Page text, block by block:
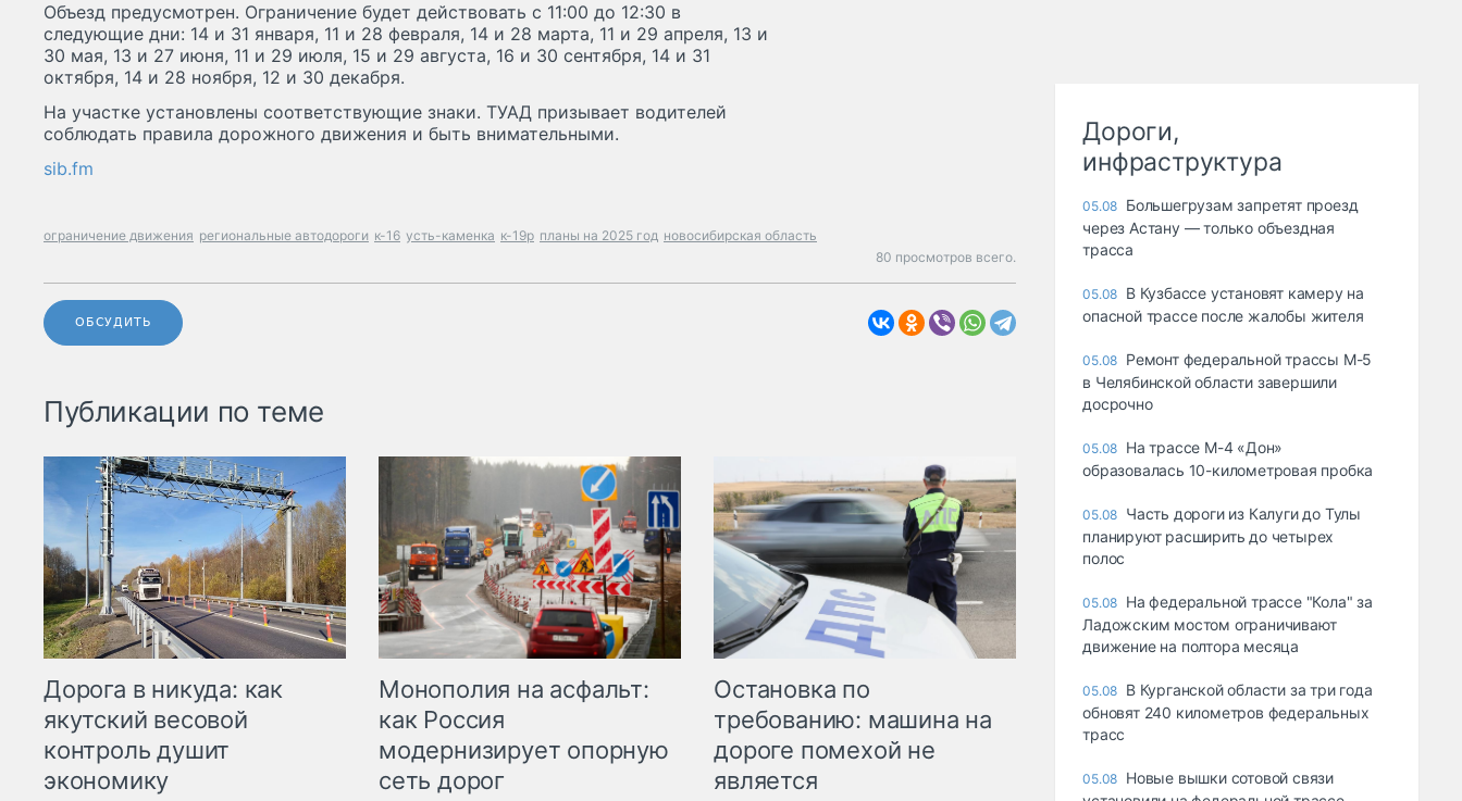
Объезд предусмотрен. Ограничение будет действовать с 11:00 до 12:30 в
следующие дни: 14 и 31 января, 11 и 28 февраля, 14 и 28 марта, 11 и 29 апреля, 13 и
30 мая, 13 и 27 июня, 11 и 29 июля, 15 и 29 августа, 16 и 30 сентября, 14 и 31
октября, 14 и 28 ноября, 12 и 30 декабря.
На участке установлены соответствующие знаки. ТУАД призывает водителей
соблюдать правила дорожного движения и быть внимательными.
sib.fm
ограничение движения региональные автодороги к-16 усть-каменка к-19р планы на 2025 год новосибирская область
80 просмотров всего.
ОБСУДИТЬ
Публикации по теме
Дорога в никуда: как
якутский весовой
контроль душит
экономику
Монополия на асфальт:
как Россия
модернизирует опорную
сеть дорог
Остановка по
требованию: машина на
дороге помехой не
является
Дороги,
инфраструктура
05.08 Большегрузам запретят проезд
через Астану — только объездная
трасса
05.08 В Кузбассе установят камеру на
опасной трассе после жалобы жителя
05.08 Ремонт федеральной трассы М-5
в Челябинской области завершили
досрочно
05.08 На трассе М-4 «Дон»
образовалась 10-километровая пробка
05.08 Часть дороги из Калуги до Тулы
планируют расширить до четырех
полос
05.08 На федеральной трассе "Кола" за
Ладожским мостом ограничивают
движение на полтора месяца
05.08 В Курганской области за три года
обновят 240 километров федеральных
трасс
05.08 Новые вышки сотовой связи